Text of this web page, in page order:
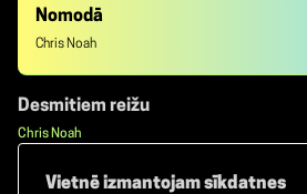
Nomodā
Chris Noah
Desmitiem reižu
Chris Noah
Vietnē izmantojam sīkdatnes